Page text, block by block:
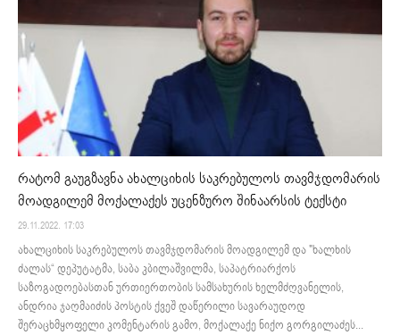
რატომ გაუგზავნა ახალციხის საკრებულოს თავმჯდომარის
მოადგილემ მოქალაქეს უცენზურო შინაარსის ტექსტი
29.11.2022. 17:03
ახალციხის საკრებულოს თავმჯდომარის მოადგილემ და "ხალხის
ძალას“ დეპუტატმა, საბა კბილაშვილმა, საპატრიარქოს
საზოგადოებასთან ურთიერთობის სამსახურის ხელმძღვანელის,
ანდრია ჯაღმაიძის პოსტის ქვეშ დაწერილი სავარაუდოდ
შერაცხმყოფელი კომენტარის გამო, მოქალაქე ნიქო გორგილაძეს...